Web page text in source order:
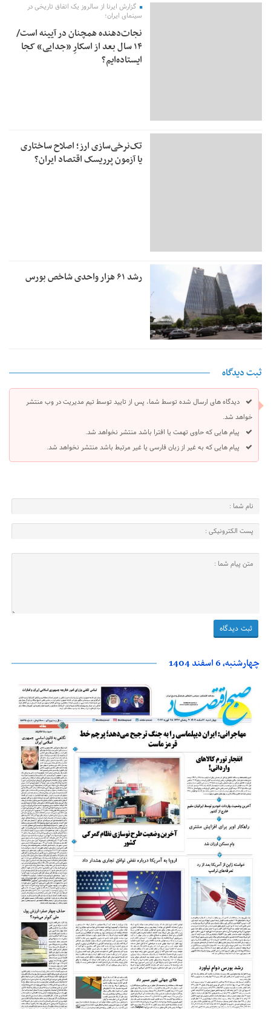
گزارش ایرنا از سالروز یک اتفاق تاریخی در
سینمای ایران؛
نجات‌دهنده‌ همچنان در آیینه است/
۱۴ سال بعد از اسکارِ «جدایی» کجا
ایستاده‌ایم؟
تک‌نرخی‌سازی ارز؛ اصلاح ساختاری
یا آزمون پرریسک اقتصاد ایران؟
رشد ۶۱ هزار واحدی شاخص بورس
ثبت دیدگاه
دیدگاه های ارسال شده توسط شما، پس از تایید توسط تیم مدیریت در وب منتشر
خواهد شد.
پیام هایی که حاوی تهمت یا افترا باشد منتشر نخواهد شد.
پیام هایی که به غیر از زبان فارسی یا غیر مرتبط باشد منتشر نخواهد شد.
چهارشنبه، 6 اسفند 1404